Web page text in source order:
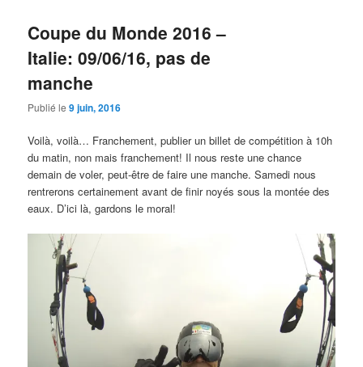
Coupe du Monde 2016 –
Italie: 09/06/16, pas de
manche
Publié le9 juin, 2016
Voilà, voilà… Franchement, publier un billet de compétition à 10h
du matin, non mais franchement! Il nous reste une chance
demain de voler, peut-être de faire une manche. Samedi nous
rentrerons certainement avant de finir noyés sous la montée des
eaux. D’ici là, gardons le moral!